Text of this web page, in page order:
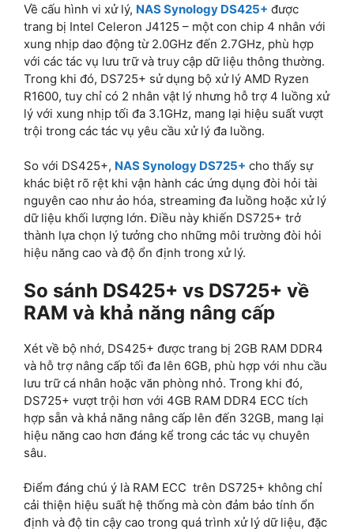
Về cấu hình vi xử lý, NAS Synology DS425+ được
trang bị Intel Celeron J4125 – một con chip 4 nhân với
xung nhịp dao động từ 2.0GHz đến 2.7GHz, phù hợp
với các tác vụ lưu trữ và truy cập dữ liệu thông thường.
Trong khi đó, DS725+ sử dụng bộ xử lý AMD Ryzen
R1600, tuy chỉ có 2 nhân vật lý nhưng hỗ trợ 4 luồng xử
lý với xung nhịp tối đa 3.1GHz, mang lại hiệu suất vượt
trội trong các tác vụ yêu cầu xử lý đa luồng.
So với DS425+, NAS Synology DS725+ cho thấy sự
khác biệt rõ rệt khi vận hành các ứng dụng đòi hỏi tài
nguyên cao như ảo hóa, streaming đa luồng hoặc xử lý
dữ liệu khối lượng lớn. Điều này khiến DS725+ trở
thành lựa chọn lý tưởng cho những môi trường đòi hỏi
hiệu năng cao và độ ổn định trong xử lý.
So sánh DS425+ vs DS725+ về
RAM và khả năng nâng cấp
Xét về bộ nhớ, DS425+ được trang bị 2GB RAM DDR4
và hỗ trợ nâng cấp tối đa lên 6GB, phù hợp với nhu cầu
lưu trữ cá nhân hoặc văn phòng nhỏ. Trong khi đó,
DS725+ vượt trội hơn với 4GB RAM DDR4 ECC tích
hợp sẵn và khả năng nâng cấp lên đến 32GB, mang lại
hiệu năng cao hơn đáng kể trong các tác vụ chuyên
sâu.
Điểm đáng chú ý là RAM ECC trên DS725+ không chỉ
cải thiện hiệu suất hệ thống mà còn đảm bảo tính ổn
định và độ tin cậy cao trong quá trình xử lý dữ liệu, đặc